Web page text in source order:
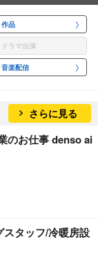
作品
ドラマ出演
音楽配信
さらに見る
のお仕事 denso ai
タッフ/冷暖房設